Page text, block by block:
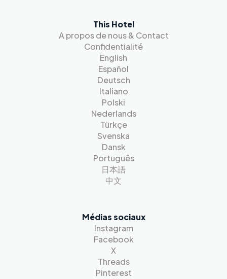
This Hotel
A propos de nous & Contact
Confidentialité
English
Español
Deutsch
Italiano
Polski
Nederlands
Türkçe
Svenska
Dansk
Português
日本語
中文
Médias sociaux
Instagram
Facebook
X
Threads
Pinterest